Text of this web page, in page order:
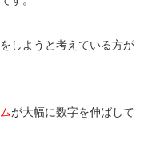
しようと考えている方が
が大幅に数字を伸ばして